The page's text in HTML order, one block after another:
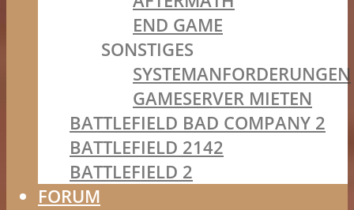
END GAME
SONSTIGES
SYSTEMANFORDERUNGEN
GAMESERVER MIETEN
BATTLEFIELD BAD COMPANY 2
BATTLEFIELD 2142
BATTLEFIELD 2
FORUM